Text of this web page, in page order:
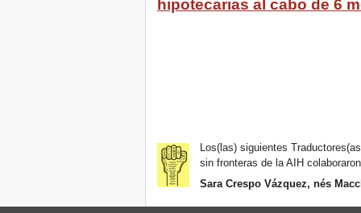
hipotecarias al cabo de 6
Los(las) siguientes
sin fronteras de la AIH
Sara Crespo Vázquez, nés